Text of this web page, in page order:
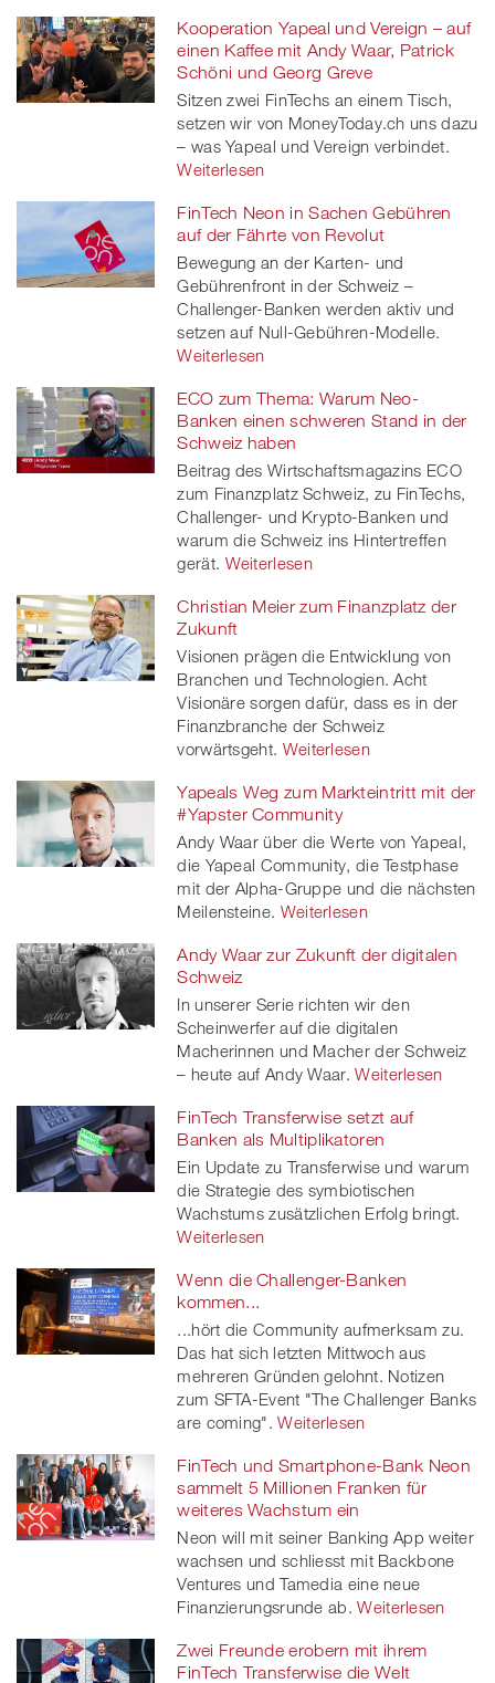
Kooperation Yapeal und Vereign – auf
einen Kaffee mit Andy Waar, Patrick
Schöni und Georg Greve
Sitzen zwei FinTechs an einem Tisch,
setzen wir von MoneyToday.ch uns dazu
– was Yapeal und Vereign verbindet.
Weiterlesen
FinTech Neon in Sachen Gebühren
auf der Fährte von Revolut
Bewegung an der Karten- und
Gebührenfront in der Schweiz –
Challenger-Banken werden aktiv und
setzen auf Null-Gebühren-Modelle.
Weiterlesen
ECO zum Thema: Warum Neo-
Banken einen schweren Stand in der
Schweiz haben
Beitrag des Wirtschaftsmagazins ECO
zum Finanzplatz Schweiz, zu FinTechs,
Challenger- und Krypto-Banken und
warum die Schweiz ins Hintertreffen
gerät. Weiterlesen
Christian Meier zum Finanzplatz der
Zukunft
Visionen prägen die Entwicklung von
Branchen und Technologien. Acht
Visionäre sorgen dafür, dass es in der
Finanzbranche der Schweiz
vorwärtsgeht. Weiterlesen
Yapeals Weg zum Markteintritt mit der
#Yapster Community
Andy Waar über die Werte von Yapeal,
die Yapeal Community, die Testphase
mit der Alpha-Gruppe und die nächsten
Meilensteine. Weiterlesen
Andy Waar zur Zukunft der digitalen
Schweiz
In unserer Serie richten wir den
Scheinwerfer auf die digitalen
Macherinnen und Macher der Schweiz
– heute auf Andy Waar. Weiterlesen
FinTech Transferwise setzt auf
Banken als Multiplikatoren
Ein Update zu Transferwise und warum
die Strategie des symbiotischen
Wachstums zusätzlichen Erfolg bringt.
Weiterlesen
Wenn die Challenger-Banken
kommen...
...hört die Community aufmerksam zu.
Das hat sich letzten Mittwoch aus
mehreren Gründen gelohnt. Notizen
zum SFTA-Event "The Challenger Banks
are coming". Weiterlesen
FinTech und Smartphone-Bank Neon
sammelt 5 Millionen Franken für
weiteres Wachstum ein
Neon will mit seiner Banking App weiter
wachsen und schliesst mit Backbone
Ventures und Tamedia eine neue
Finanzierungsrunde ab. Weiterlesen
Zwei Freunde erobern mit ihrem
FinTech Transferwise die Welt